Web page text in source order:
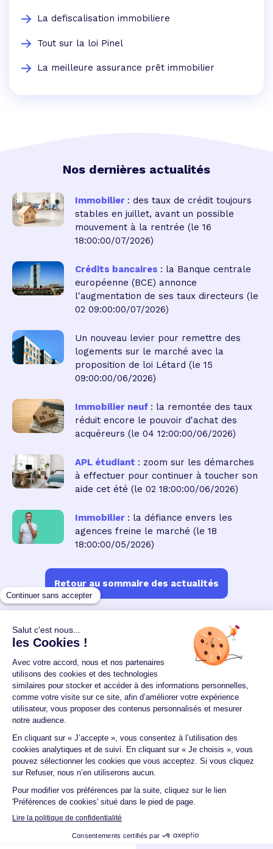
La defiscalisation immobiliere
Tout sur la loi Pinel
La meilleure assurance prêt immobilier
Nos dernières actualités
Immobilier : des taux de crédit toujours
stables en juillet, avant un possible
mouvement à la rentrée (le 16
18:00:00/07/2026)
Crédits bancaires : la Banque centrale
européenne (BCE) annonce
l'augmentation de ses taux directeurs (le
02 09:00:00/07/2026)
Un nouveau levier pour remettre des
logements sur le marché avec la
proposition de loi Létard (le 15
09:00:00/06/2026)
Immobilier neuf : la remontée des taux
réduit encore le pouvoir d'achat des
acquéreurs (le 04 12:00:00/06/2026)
APL étudiant : zoom sur les démarches
à effectuer pour continuer à toucher son
aide cet été (le 02 18:00:00/06/2026)
Immobilier : la défiance envers les
agences freine le marché (le 18
18:00:00/05/2026)
Retour au sommaire des actualités
Un crédit vous engage et doit être remboursé.
Vérifiez vos capacités de remboursement avant de
vous engager.
Aucun versement, de quelque nature que ce soit, ne
peut être exigé d'un particulier avant l'obtention
d'un ou plusieurs prêts d'argent.
© 2026 Guide du crédit •Plan du site• Mentions
Accessibilité Contact